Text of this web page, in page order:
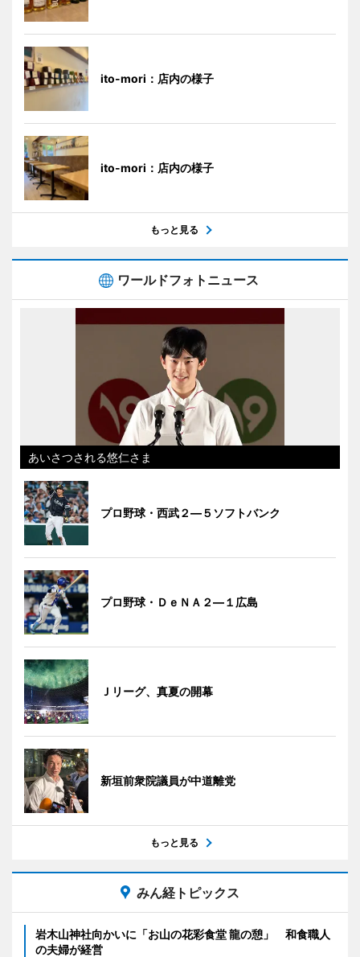
ito-mori：店内の様子
ito-mori：店内の様子
もっと見る
ワールドフォトニュース
あいさつされる悠仁さま
プロ野球・西武２―５ソフトバンク
プロ野球・ＤｅＮＡ２―１広島
Ｊリーグ、真夏の開幕
新垣前衆院議員が中道離党
もっと見る
みん経トピックス
岩木山神社向かいに「お山の花彩食堂 龍の憩」 和食職人
の夫婦が経営